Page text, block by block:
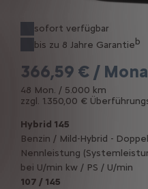
sofort verfügbar
bis zu 8 Jahre Garantieb
366,59 € /
48 Mon. / 5.000 km
zzgl. 1.350,00 €
Hybrid 145
Benzin / Mild-Hybrid -
Nennleistung
bei U/min kw / PS / U/min
107 / 145